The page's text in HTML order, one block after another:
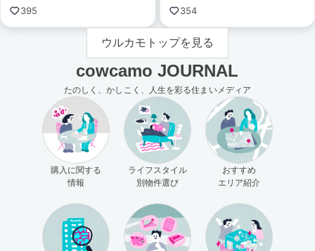
395
354
ウルカモトップを見る
cowcamo JOURNAL
たのしく、かしこく、人生を彩る住まいメディア
購入に関する
情報
ライフスタイル
別物件選び
おすすめ
エリア紹介